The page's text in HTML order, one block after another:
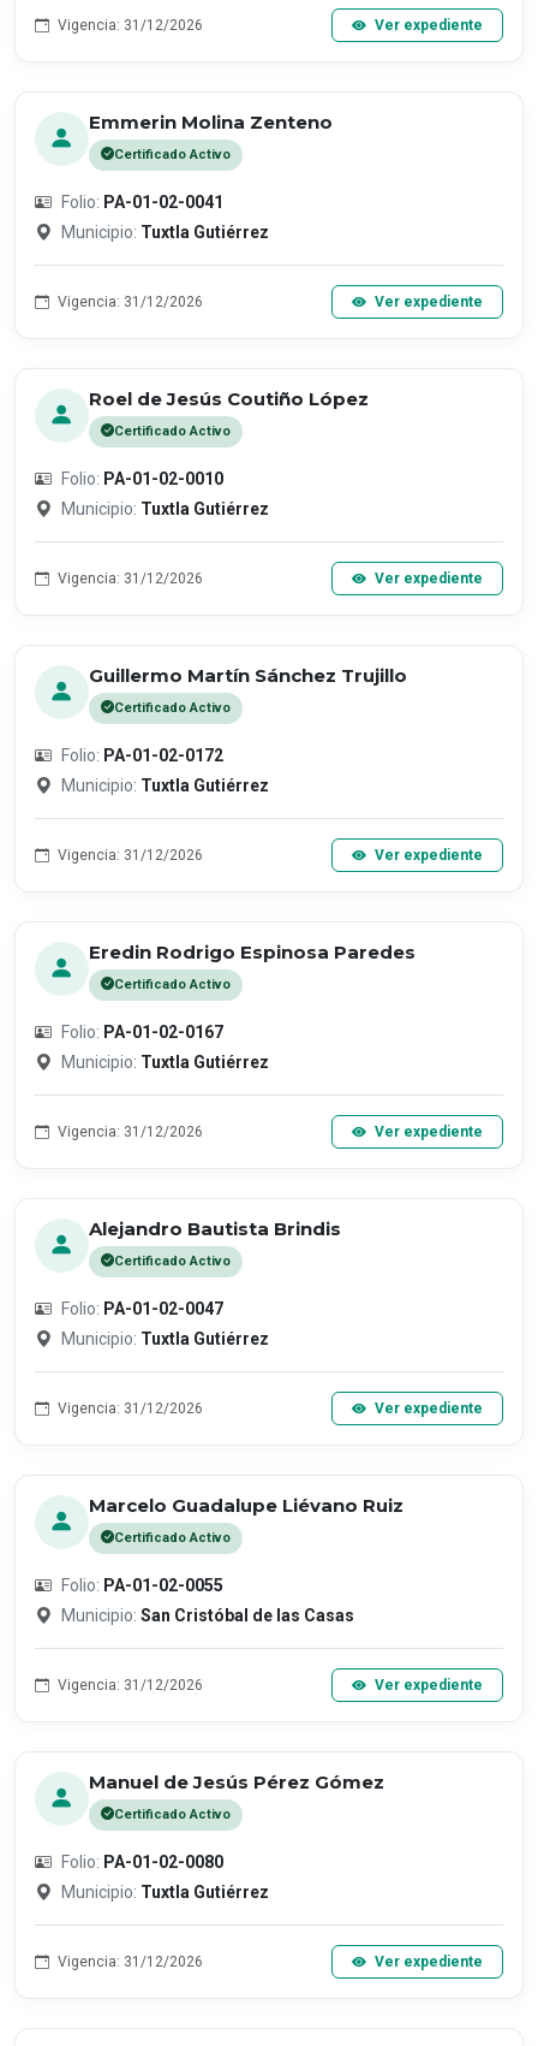
Vigencia: 31/12/2026 Ver expediente
Emmerin Molina Zenteno
Certificado Activo
Folio: PA-01-02-0041
Municipio: Tuxtla Gutiérrez
Vigencia: 31/12/2026 Ver expediente
Roel de Jesús Coutiño López
Certificado Activo
Folio: PA-01-02-0010
Municipio: Tuxtla Gutiérrez
Vigencia: 31/12/2026 Ver expediente
Guillermo Martín Sánchez Trujillo
Certificado Activo
Folio: PA-01-02-0172
Municipio: Tuxtla Gutiérrez
Vigencia: 31/12/2026 Ver expediente
Eredin Rodrigo Espinosa Paredes
Certificado Activo
Folio: PA-01-02-0167
Municipio: Tuxtla Gutiérrez
Vigencia: 31/12/2026 Ver expediente
Alejandro Bautista Brindis
Certificado Activo
Folio: PA-01-02-0047
Municipio: Tuxtla Gutiérrez
Vigencia: 31/12/2026 Ver expediente
Marcelo Guadalupe Liévano Ruiz
Certificado Activo
Folio: PA-01-02-0055
Municipio: San Cristóbal de las Casas
Vigencia: 31/12/2026 Ver expediente
Manuel de Jesús Pérez Gómez
Certificado Activo
Folio: PA-01-02-0080
Municipio: Tuxtla Gutiérrez
Vigencia: 31/12/2026 Ver expediente